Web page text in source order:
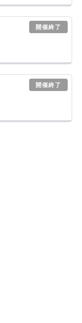
開催終了
開催終了